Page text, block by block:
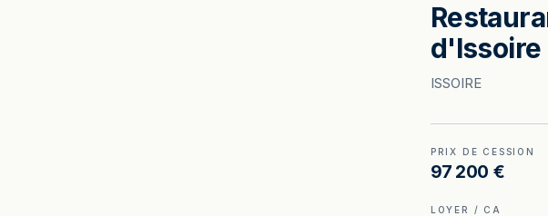
d'Issoire
ISSOIRE
PRIX DE CESSION
97 200 €
LOYER / CA